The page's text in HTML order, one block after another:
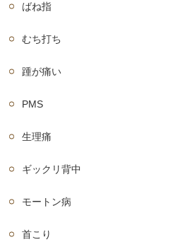
ばね指
むち打ち
踵が痛い
PMS
生理痛
ギックリ背中
モートン病
首こり